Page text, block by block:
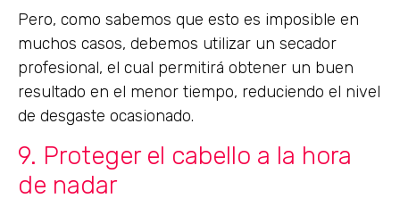
Pero, como sabemos que esto es imposible en
muchos casos, debemos utilizar un secador
profesional, el cual permitirá obtener un buen
resultado en el menor tiempo, reduciendo el nivel
de desgaste ocasionado.
9. Proteger el cabello a la hora
de nadar